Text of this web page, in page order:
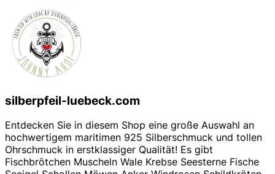
silberpfeil-luebeck.com
Entdecken Sie in diesem Shop eine große Auswahl an
hochwertigem maritimen 925 Silberschmuck und tollen
Ohrschmuck in erstklassiger Qualität! Es gibt
Fischbrötchen Muscheln Wale Krebse Seesterne Fische